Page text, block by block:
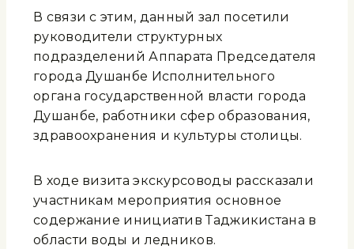
В связи с этим, данный зал посетили
руководители структурных
подразделений Аппарата Председателя
города Душанбе Исполнительного
органа государственной власти города
Душанбе, работники сфер образования,
здравоохранения и культуры столицы.
В ходе визита экскурсоводы рассказали
участникам мероприятия основное
содержание инициатив Таджикистана в
области воды и ледников.